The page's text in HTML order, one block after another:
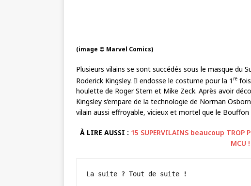
(image © Marvel Comics)
Plusieurs vilains se sont succédés sous le masque du
Roderick Kingsley. Il endosse le costume pour la 1 re
houlette de Roger Stern et Mike Zeck. Après avoir
Kingsley s’empare de la technologie de Norman
vilain aussi effroyable, vicieux et mortel que le Bouffon
À LIRE AUSSI : 15 SUPERVILAINS beaucoup
MCU !
La suite ? Tout de suite !